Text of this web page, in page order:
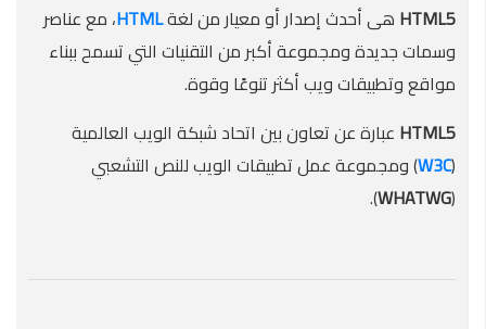
HTML5 هى أحدث إصدار أو معيار من لغةHTML، مع عناصر
وسمات جديدة ومجموعة أكبر من التقنيات التي تسمح ببناء
مواقع وتطبيقات ويب أكثر تنوعًا وقوة.
HTML5 عبارة عن تعاون بين اتحاد شبكة الويب العالمية
(
W3C) ومجموعة عمل تطبيقات الويب للنص التشعبي
(
WHATWG
).